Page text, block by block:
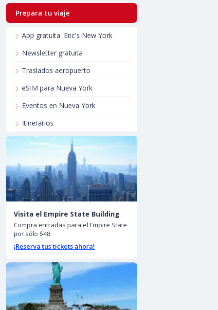
Prepara tu viaje
App gratuita: Eric's New York
Newsletter gratuita
Traslados aeropuerto
eSIM para Nueva York
Eventos en Nueva York
Itinerarios
Visita el Empire State Building
Compra entradas para el Empire State
por sólo $48
¡Reserva tus tickets ahora!